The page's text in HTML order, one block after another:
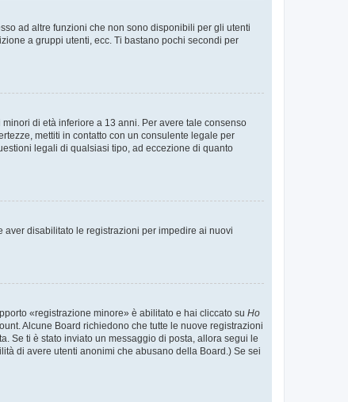
ad altre funzioni che non sono disponibili per gli utenti
a gruppi utenti, ecc. Ti bastano pochi secondi per
di età inferiore a 13 anni. Per avere tale consenso
mettiti in contatto con un consulente legale per
legali di qualsiasi tipo, ad eccezione di quanto
aver disabilitato le registrazioni per impedire ai nuovi
«registrazione minore» è abilitato e hai cliccato su Ho
Alcune Board richiedono che tutte le nuove registrazioni
Se ti è stato inviato un messaggio di posta, allora segui le
di avere utenti anonimi che abusano della Board.) Se sei